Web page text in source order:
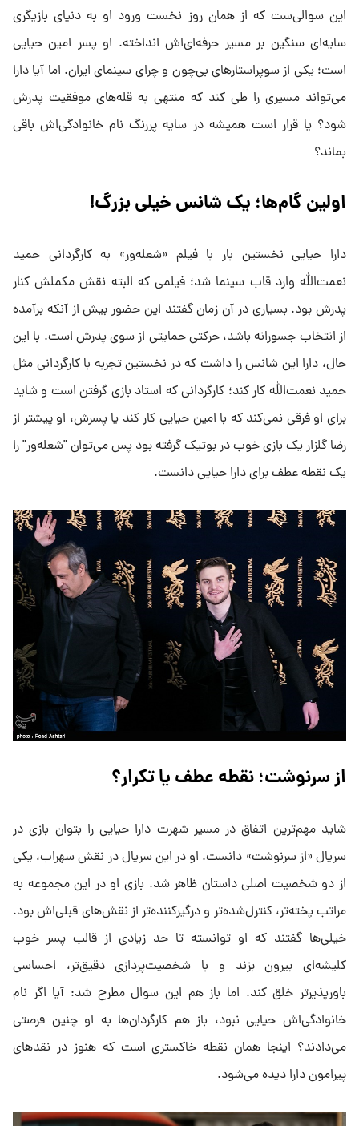
این سوالی‌ست که از همان روز نخست ورود او به دنیای بازیگری
سایه‌ای سنگین بر مسیر حرفه‌ای‌اش انداخته. او پسر امین حیایی
است؛ یکی از سوپراستارهای بی‌چون و چرای سینمای ایران. اما آیا دارا
می‌تواند مسیری را طی کند که منتهی به قله‌های موفقیت پدرش
شود؟ یا قرار است همیشه در سایه پررنگ نام خانوادگی‌اش باقی
بماند؟
اولین گام‌ها؛ یک شانس خیلی بزرگ!
دارا حیایی نخستین بار با فیلم «شعله‌ور» به کارگردانی حمید
نعمت‌الله وارد قاب سینما شد؛ فیلمی که البته نقش مکملش کنار
پدرش بود. بسیاری در آن زمان گفتند این حضور بیش از آنکه برآمده
از انتخاب جسورانه باشد، حرکتی حمایتی از سوی پدرش است. با این
حال، دارا این شانس را داشت که در نخستین تجربه با کارگردانی مثل
حمید نعمت‌الله کار کند؛ کارگردانی که استاد بازی گرفتن است و شاید
برای او فرقی نمی‌کند که با امین حیایی کار کند یا پسرش، او پیشتر از
رضا گلزار یک بازی خوب در بوتیک گرفته بود پس می‌توان "شعله‌ور" را
یک نقطه عطف برای دارا حیایی دانست.
از سرنوشت؛ نقطه عطف یا تکرار؟
شاید مهم‌ترین اتفاق در مسیر شهرت دارا حیایی را بتوان بازی در
سریال «از سرنوشت» دانست. او در این سریال در نقش سهراب، یکی
از دو شخصیت اصلی داستان ظاهر شد. بازی او در این مجموعه به
مراتب پخته‌تر، کنترل‌شده‌تر و درگیرکننده‌تر از نقش‌های قبلی‌اش بود.
خیلی‌ها گفتند که او توانسته تا حد زیادی از قالب پسر خوب
کلیشه‌ای بیرون بزند و با شخصیت‌پردازی دقیق‌تر، احساسی
باورپذیرتر خلق کند. اما باز هم این سوال مطرح شد: آیا اگر نام
خانوادگی‌اش حیایی نبود، باز هم کارگردان‌ها به او چنین فرصتی
می‌دادند؟ اینجا همان نقطه خاکستری است که هنوز در نقدهای
پیرامون دارا دیده می‌شود.